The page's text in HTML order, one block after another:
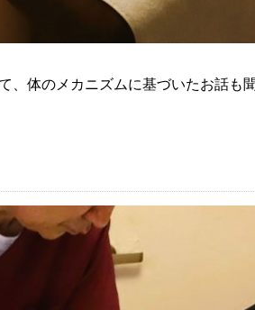
体のメカニズムに基づいたお話も